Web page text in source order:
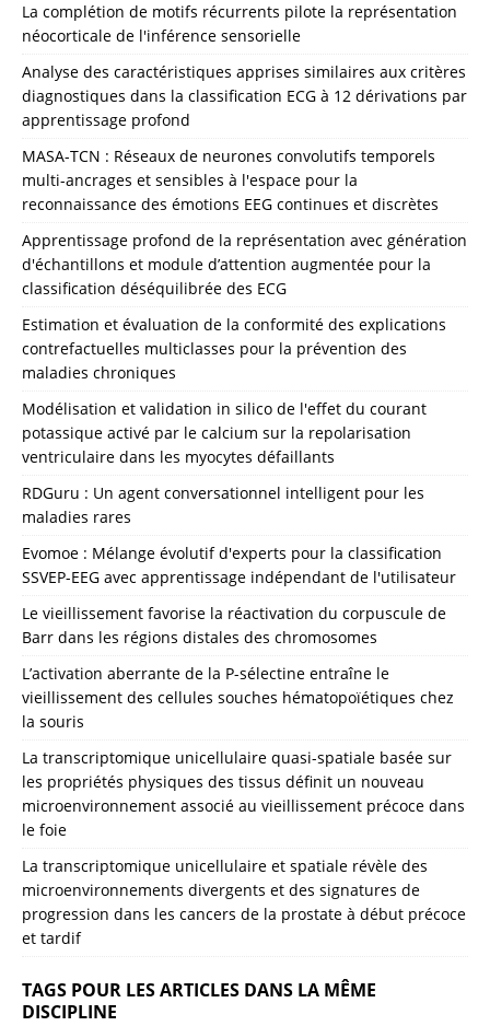
La complétion de motifs récurrents pilote la représentation
néocorticale de l'inférence sensorielle
Analyse des caractéristiques apprises similaires aux critères
diagnostiques dans la classification ECG à 12 dérivations par
apprentissage profond
MASA-TCN : Réseaux de neurones convolutifs temporels
multi-ancrages et sensibles à l'espace pour la
reconnaissance des émotions EEG continues et discrètes
Apprentissage profond de la représentation avec génération
d'échantillons et module d’attention augmentée pour la
classification déséquilibrée des ECG
Estimation et évaluation de la conformité des explications
contrefactuelles multiclasses pour la prévention des
maladies chroniques
Modélisation et validation in silico de l'effet du courant
potassique activé par le calcium sur la repolarisation
ventriculaire dans les myocytes défaillants
RDGuru : Un agent conversationnel intelligent pour les
maladies rares
Evomoe : Mélange évolutif d'experts pour la classification
SSVEP-EEG avec apprentissage indépendant de l'utilisateur
Le vieillissement favorise la réactivation du corpuscule de
Barr dans les régions distales des chromosomes
L’activation aberrante de la P-sélectine entraîne le
vieillissement des cellules souches hématopoïétiques chez
la souris
La transcriptomique unicellulaire quasi-spatiale basée sur
les propriétés physiques des tissus définit un nouveau
microenvironnement associé au vieillissement précoce dans
le foie
La transcriptomique unicellulaire et spatiale révèle des
microenvironnements divergents et des signatures de
progression dans les cancers de la prostate à début précoce
et tardif
TAGS POUR LES ARTICLES DANS LA MÊME
DISCIPLINE